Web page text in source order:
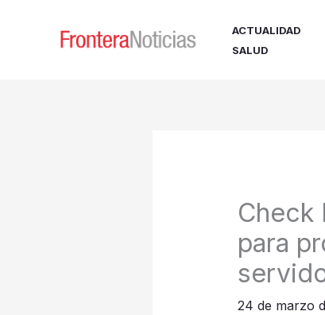
ACTUALIDAD
SALUD
Check
para
24 de marzo